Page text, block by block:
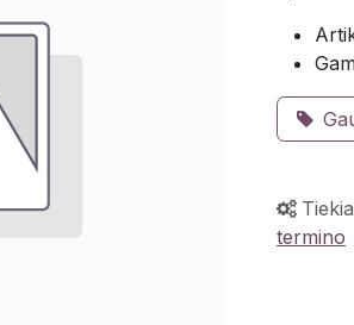
termino